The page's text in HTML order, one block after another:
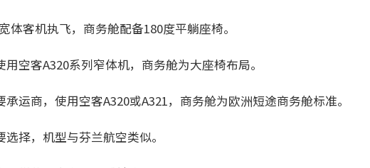
体客机执飞，商务舱配备180度平躺座椅。
空客A320系列窄体机，商务舱为大座椅布局。
运商，使用空客A320或A321，商务舱为欧洲短途商务舱标准。
择，机型与芬兰航空类似。